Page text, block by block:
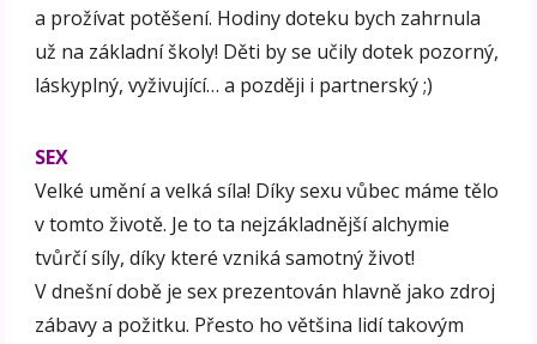
a prožívat potěšení. Hodiny doteku bych zahrnula
už na základní školy! Děti by se učily dotek pozorný,
láskyplný, vyživující… a později i partnerský ;)
SEX
Velké umění a velká síla! Díky sexu vůbec máme tělo
v tomto životě. Je to ta nejzákladnější alchymie
tvůrčí síly, díky které vzniká samotný život!
V dnešní době je sex prezentován hlavně jako zdroj
zábavy a požitku. Přesto ho většina lidí takovým